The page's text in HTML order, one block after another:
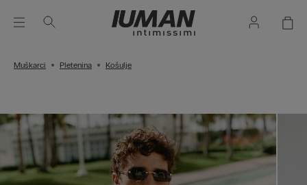
Muškarci Pletenina Košulje